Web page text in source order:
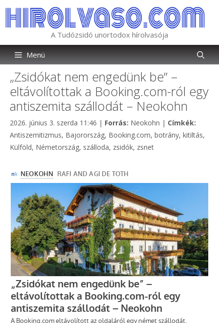
tartalomba
A Tudózsidó unortodox hírolvasója
Menü
„Zsidókat nem engedünk be” –
eltávolítottak a Booking.com-ról egy
antiszemita szállodát – Neokohn
2026. június 3. szerda 11:46 | Forrás: Kategória
Neokohn | Címkék:
Antiszemitizmus, Bajorország, Booking.com, botrány, kitiltás,
Külföld, Németország, szálloda, zsidók, zsnet